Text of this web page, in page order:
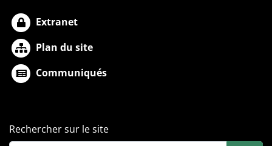
Extranet
Plan du site
Communiqués
Rechercher sur le site